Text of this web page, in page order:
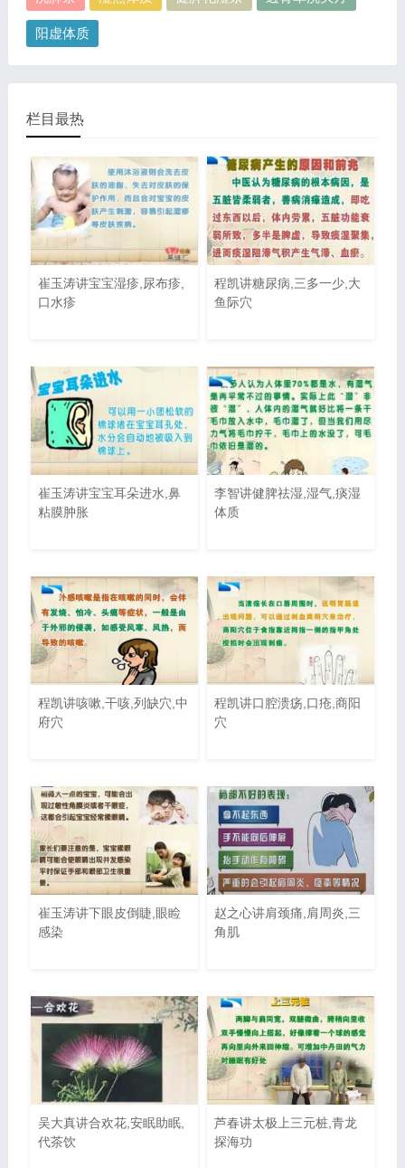
阳虚体质
栏目最热
崔玉涛讲宝宝湿疹,尿布疹,
口水疹
程凯讲糖尿病,三多一少,大
鱼际穴
崔玉涛讲宝宝耳朵进水,鼻
粘膜肿胀
李智讲健脾祛湿,湿气,痰湿
体质
程凯讲咳嗽,干咳,列缺穴,中
府穴
程凯讲口腔溃疡,口疮,商阳
穴
崔玉涛讲下眼皮倒睫,眼睑
感染
赵之心讲肩颈痛,肩周炎,三
角肌
吴大真讲合欢花,安眠助眠,
代茶饮
芦春讲太极上三元桩,青龙
探海功